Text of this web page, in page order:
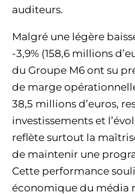
auditeurs.
Malgré une légère
-3,9% (158,6 millions
du Groupe M6 ont su
de marge
38,5 millions d’euros,
investissements et
reflète surtout la
de maintenir une
Cette performance
économique du média